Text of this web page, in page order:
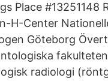
Place
H-Center
Göteborg
radiologi